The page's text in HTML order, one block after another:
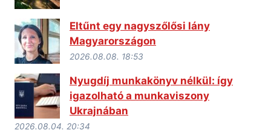
Eltűnt egy nagyszőlősi lány
Magyarországon
2026.08.08. 18:53
Nyugdíj munkakönyv nélkül: így
igazolható a munkaviszony
Ukrajnában
2026.08.04. 20:34